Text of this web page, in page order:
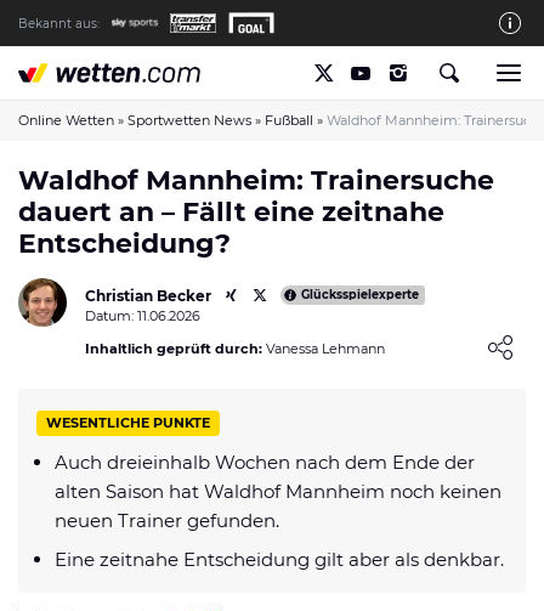
Bekannt aus:
Die wetten.com Redaktion
So bewerten wir die Anbieter
wetten.com auf Facebook
wetten.com auf YouTube
Spielsucht Hilfe & Prävention
Über Uns
Kontakt
Verantwortungsvolles Spielen
Glücksspiel-Regulierung in Deutschland
Haftungsausschluss
Datenschutzerklärung
Shop News Deals
Online Wetten » Sportwetten News » Fußball » Waldhof Mannheim:
Waldhof Mannheim: Trainersuche
dauert an – Fällt eine zeitnahe
Entscheidung?
Christian Becker Glücksspielexperte
Datum: 11.06.2026
Inhaltlich geprüft durch: Vanessa Lehmann
WESENTLICHE PUNKTE
Auch dreieinhalb Wochen nach dem Ende der
alten Saison hat Waldhof Mannheim noch keinen
neuen Trainer gefunden.
Eine zeitnahe Entscheidung gilt aber als denkbar.